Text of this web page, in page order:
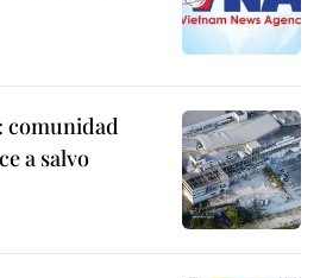
comunidad
a salvo